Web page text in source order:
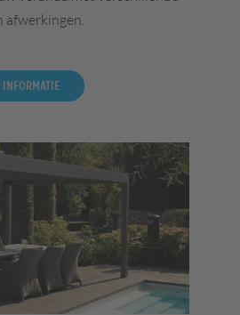
afwerkingen.
informatie